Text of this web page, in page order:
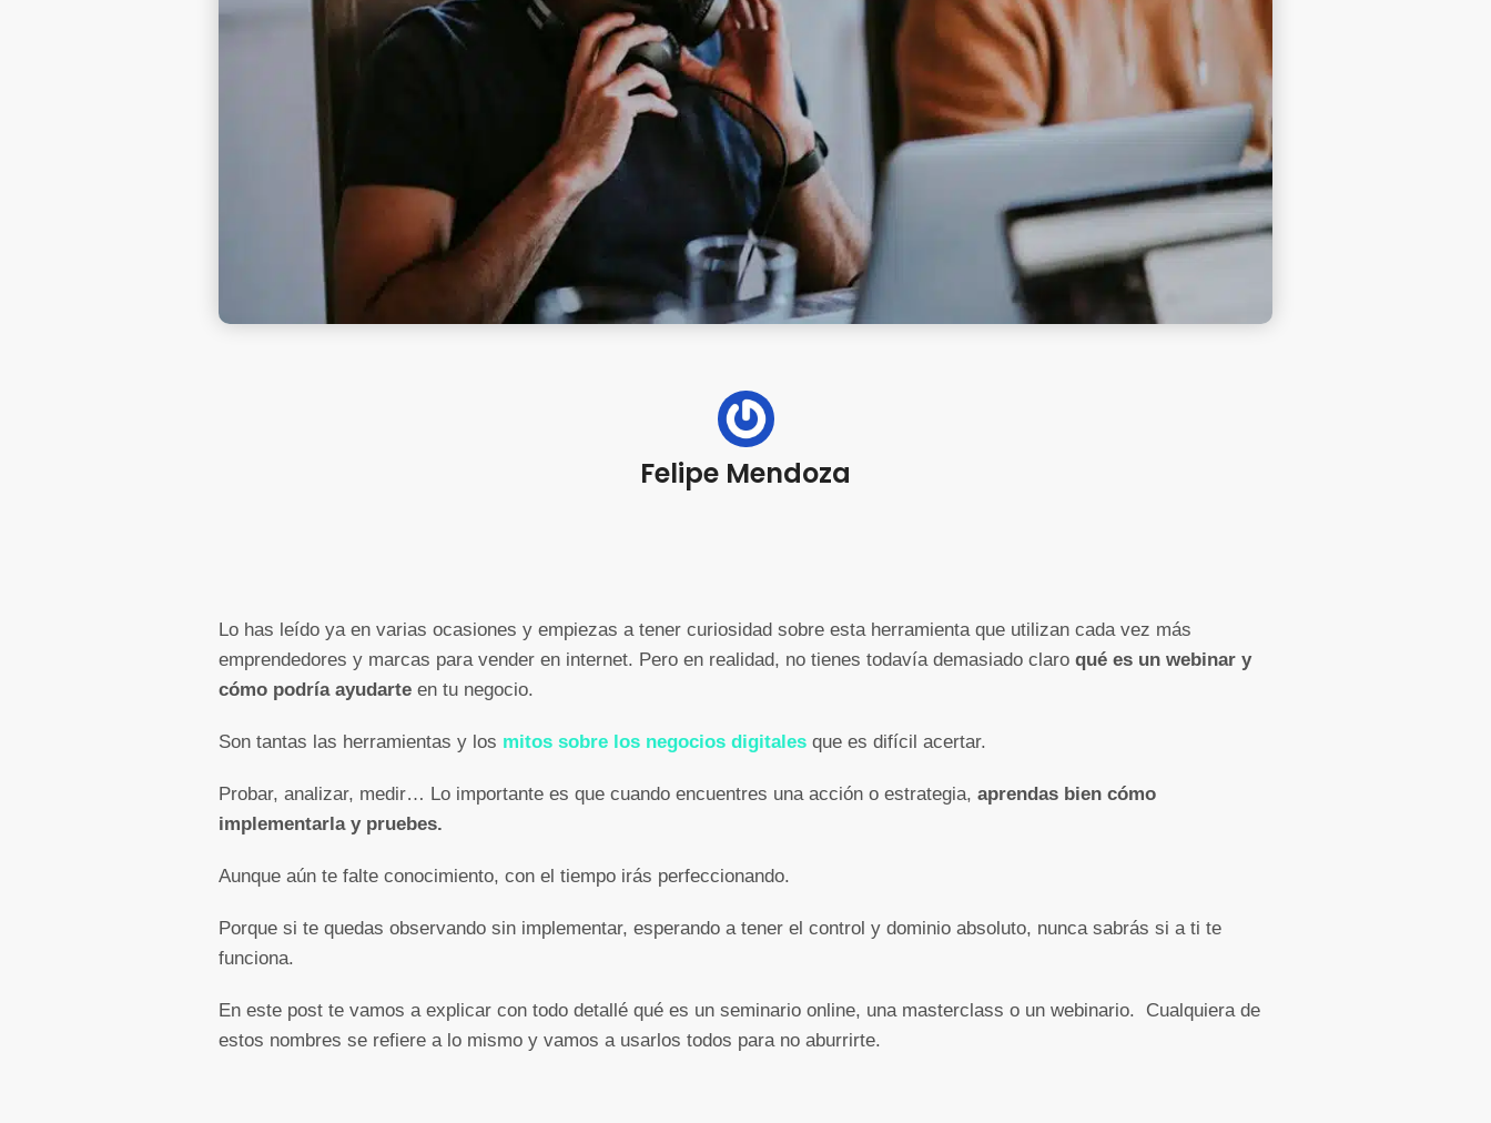
Felipe Mendoza
Lo has leído ya en varias ocasiones y empiezas a tener curiosidad sobre esta herramienta que utilizan cada vez más
emprendedores y marcas para vender en internet. Pero en realidad, no tienes todavía demasiado claro qué es un webinar y
cómo podría ayudarte en tu negocio.
Son tantas las herramientas y los mitos sobre los negocios digitales que es difícil acertar.
Probar, analizar, medir… Lo importante es que cuando encuentres una acción o estrategia, aprendas bien cómo
implementarla y pruebes.
Aunque aún te falte conocimiento, con el tiempo irás perfeccionando.
Porque si te quedas observando sin implementar, esperando a tener el control y dominio absoluto, nunca sabrás si a ti te
funciona.
En este post te vamos a explicar con todo detallé qué es un seminario online, una masterclass o un webinario. Cualquiera de
estos nombres se refiere a lo mismo y vamos a usarlos todos para no aburrirte.